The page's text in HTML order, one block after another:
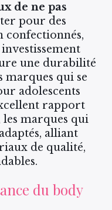
de ne pas
pour des
confectionnés,
une durabilité
marques qui se
adolescents
rapport
marques qui
alliant
de qualité,
du body